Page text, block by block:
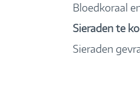
Bloedkoraal
Sieraden te
Sieraden